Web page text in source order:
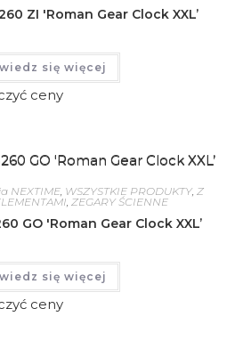
ZI 'Roman Gear Clock XXL’
się więcej
ceny
NEXTIME, WSZYSTKIE PRODUKTY, Z
, ZEGARY ŚCIENNE
GO 'Roman Gear Clock XXL’
się więcej
ceny